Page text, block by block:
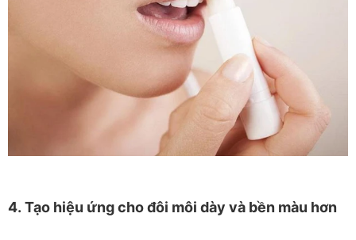
4. Tạo hiệu ứng cho đôi môi dày và bền màu hơn